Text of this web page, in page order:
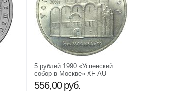
5 рублей 1990 «Успенский
собор в Москве» XF-AU
556,00 руб.